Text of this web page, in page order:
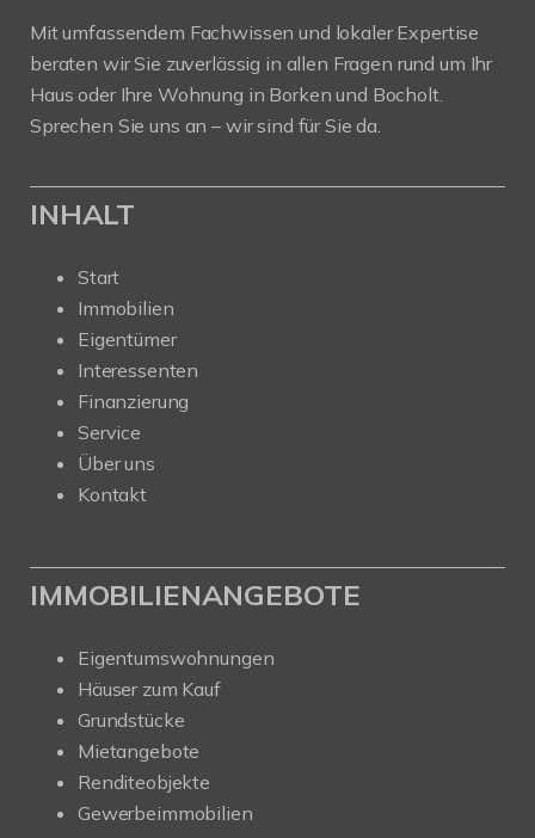
Mit umfassendem Fachwissen und lokaler Expertise
beraten wir Sie zuverlässig in allen Fragen rund um Ihr
Haus oder Ihre Wohnung in Borken und Bocholt.
Sprechen Sie uns an – wir sind für Sie da.
INHALT
Start
Immobilien
Eigentümer
Interessenten
Finanzierung
Service
Über uns
Kontakt
IMMOBILIENANGEBOTE
Eigentumswohnungen
Häuser zum Kauf
Grundstücke
Mietangebote
Renditeobjekte
Gewerbeimmobilien